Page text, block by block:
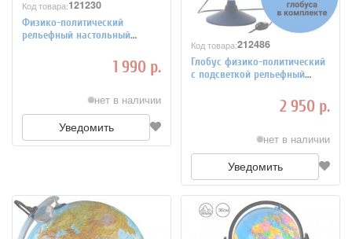
Код товара:121230
Физико-политический
рельефный настольный
1 990 р.
нет в наличии
Уведомить
Код товара:212486
Глобус физико-политический
с подсветкой рельефный
2 950 р.
нет в наличии
Уведомить